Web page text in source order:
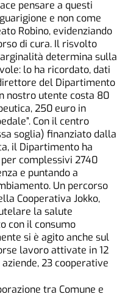
pensare a questi
e non come
Robino, evidenziando
di cura. Il risvolto
determina sulla
lo ha ricordato, dati
del Dipartimento
nostro utente costa 80
250 euro in
Con il centro
soglia) finanziato dalla
il Dipartimento ha
complessivi 2740
e puntando a
Un percorso
Cooperativa Jokko,
la salute
con il consumo
si è agito anche sul
lavoro attivate in 12
23 cooperative
tra Comune e